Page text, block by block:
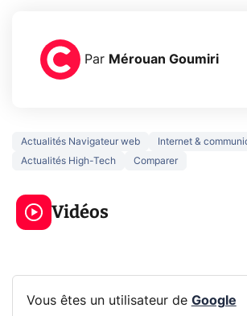
Par Mérouan Goumiri
Actualités Navigateur web
Internet &
Actualités High-Tech
Comparer
Vidéos
5 générations de
jeux dans la
prochaine Xbox !
Vous êtes un utilisateur de Google